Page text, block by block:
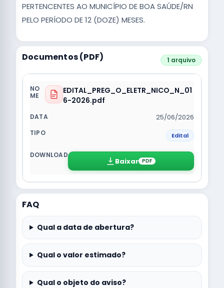
PERTENCENTES AO MUNICÍPIO DE BOA SAÚDE/RN
PELO PERÍODO DE 12 (DOZE) MESES.
Documentos (PDF) 1 arquivo
EDITAL_PREG_O_ELETR_NICO_N_01
6-2026.pdf
25/06/2026
Edital
Baixar PDF
FAQ
Qual a data de abertura?
Qual o valor estimado?
Qual o objeto do aviso?